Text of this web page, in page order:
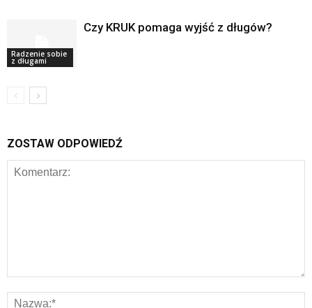
Radzenie sobie
z długami
Czy KRUK pomaga wyjść z długów?
ZOSTAW ODPOWIEDŹ